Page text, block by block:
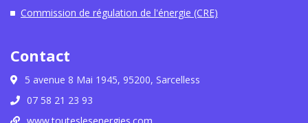
Commission de régulation de l'énergie (CRE)
Contact
5 avenue 8 Mai 1945, 95200, Sarcelless
07 58 21 23 93